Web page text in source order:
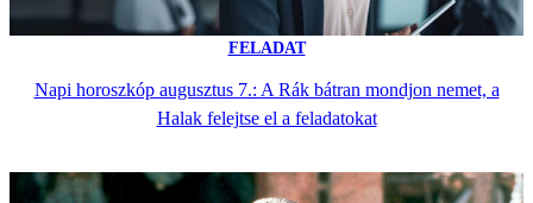
FELADAT
Napi horoszkóp augusztus 7.: A Rák bátran mondjon nemet, a
Halak felejtse el a feladatokat